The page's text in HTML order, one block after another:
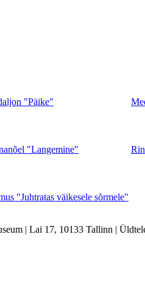
"Päike"
"Langemine"
"Juhtratas väikesele sõrmele"
| Lai 17, 10133 Tallinn |